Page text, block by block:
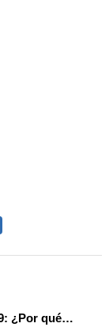
BIBLIOTECA PERSONAL 9: ¿Por qué ser feliz cuando puedes ser normal?